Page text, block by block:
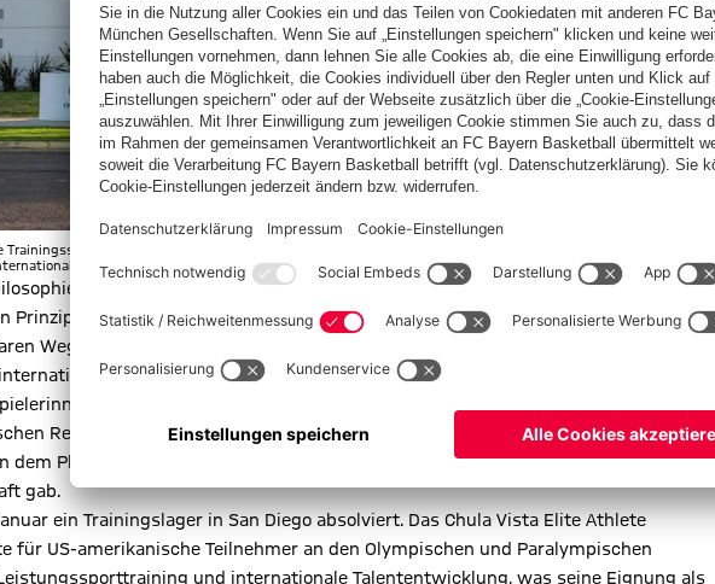
für US-amerikanische Teilnehmer an den Olympischen und Paralympischen Spielen, bietet
Talententwicklung. | © Nicolas Polo
und -methodik des FC Bayern entwickelt die Akademie in San Diego Talente
Prinzipien, Standards und Trainingsansätzen, die die Spielerentwicklung beim FC
Weg über den FC Bayern Pathway zu Chancen im Profifußball, der für den
Nachwuchsentwicklung steht und Breiten- mit Elitefußball über klar
und Spielern, Familien und Partnervereinen soll authentischer Zugang zu
Rekordmeisters geboten werden – mit dem Fokus auf eine langfristige,
Platz. Ein positives Beispiel ist Maycon Cardozo, der Anfang des Jahres in
gab.
ein Trainingslager in San Diego absolviert. Das Chula Vista Elite Athlete
für US-amerikanische Teilnehmer an den Olympischen und Paralympischen
und internationale Talententwicklung, was seine Eignung als